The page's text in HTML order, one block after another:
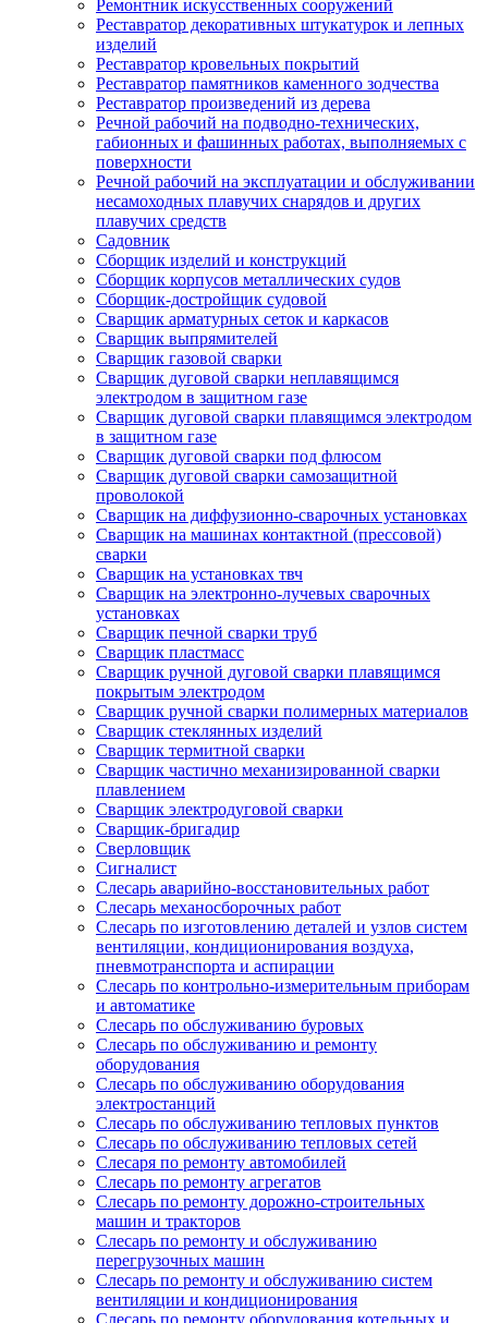
Ремонтник искусственных сооружений
Реставратор декоративных штукатурок и лепных
изделий
Реставратор кровельных покрытий
Реставратор памятников каменного зодчества
Реставратор произведений из дерева
Речной рабочий на подводно-технических,
габионных и фашинных работах, выполняемых с
поверхности
Речной рабочий на эксплуатации и обслуживании
несамоходных плавучих снарядов и других
плавучих средств
Садовник
Сборщик изделий и конструкций
Сборщик корпусов металлических судов
Сборщик-достройщик судовой
Сварщик арматурных сеток и каркасов
Сварщик выпрямителей
Сварщик газовой сварки
Сварщик дуговой сварки неплавящимся
электродом в защитном газе
Сварщик дуговой сварки плавящимся электродом
в защитном газе
Сварщик дуговой сварки под флюсом
Сварщик дуговой сварки самозащитной
проволокой
Сварщик на диффузионно-сварочных установках
Сварщик на машинах контактной (прессовой)
сварки
Сварщик на установках твч
Сварщик на электронно-лучевых сварочных
установках
Сварщик печной сварки труб
Сварщик пластмасс
Сварщик ручной дуговой сварки плавящимся
покрытым электродом
Сварщик ручной сварки полимерных материалов
Сварщик стеклянных изделий
Сварщик термитной сварки
Сварщик частично механизированной сварки
плавлением
Сварщик электродуговой сварки
Сварщик-бригадир
Сверловщик
Сигналист
Слесарь аварийно-восстановительных работ
Слесарь механосборочных работ
Слесарь по изготовлению деталей и узлов систем
вентиляции, кондиционирования воздуха,
пневмотранспорта и аспирации
Слесарь по контрольно-измерительным приборам
и автоматике
Слесарь по обслуживанию буровых
Слесарь по обслуживанию и ремонту
оборудования
Слесарь по обслуживанию оборудования
электростанций
Слесарь по обслуживанию тепловых пунктов
Слесарь по обслуживанию тепловых сетей
Слесаря по ремонту автомобилей
Слесарь по ремонту агрегатов
Слесарь по ремонту дорожно-строительных
машин и тракторов
Слесарь по ремонту и обслуживанию
перегрузочных машин
Слесарь по ремонту и обслуживанию систем
вентиляции и кондиционирования
Слесарь по ремонту оборудования котельных и